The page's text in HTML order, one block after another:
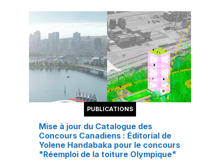
PUBLICATIONS
Mise à jour du Catalogue des
Concours Canadiens : Éditorial de
Yolene Handabaka pour le concours
"Réemploi de la toiture Olympique"